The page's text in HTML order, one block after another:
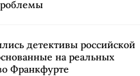
детективы российской
на реальных
Франкфурте